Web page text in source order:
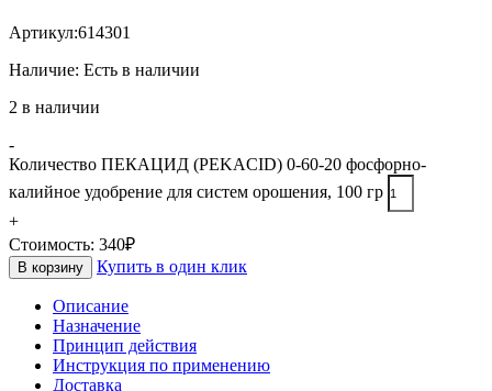
Артикул:614301
Наличие: Есть в наличии
2 в наличии
-
Количество ПЕКАЦИД (PEKACID) 0-60-20 фосфорно-
калийное удобрение для систем орошения, 100 гр
+
Стоимость: 340₽
В корзину Купить в один клик
Описание
Назначение
Принцип действия
Инструкция по применению
Доставка